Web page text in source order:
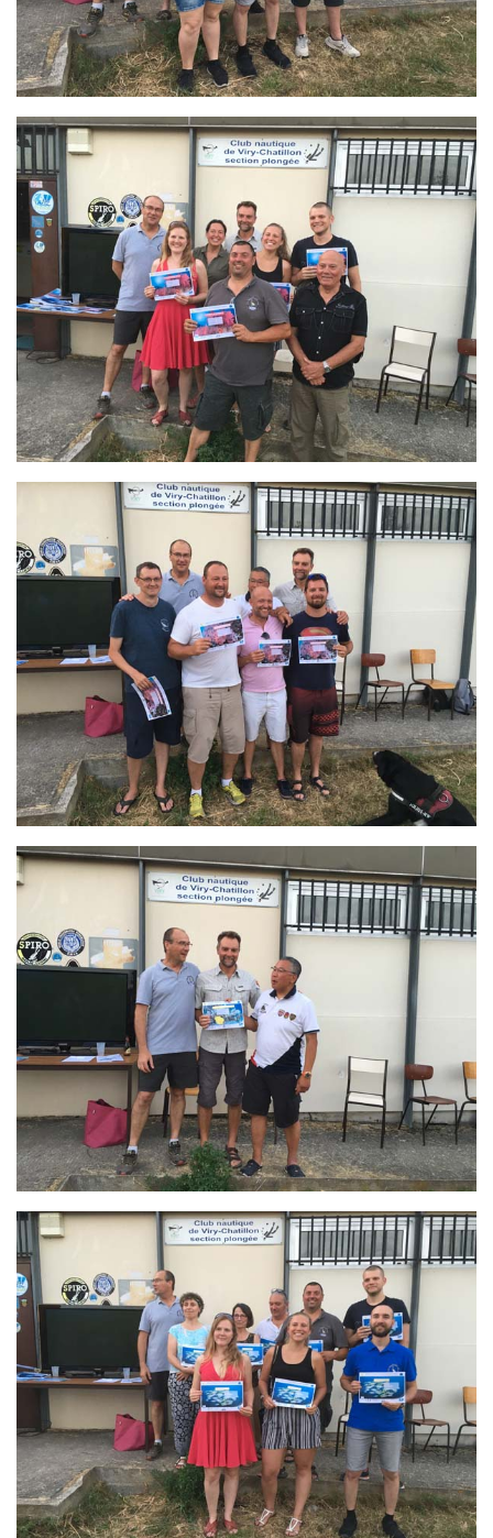
Sorties 2018
sorties 2017
Sorties 2016
Sorties 2015
BIO SUB
Environnement et Biologie Sub
Formations
Lac Merveilleux
AUDIOVISUEL
Photo
Vidéo
NAP / NEV
Agenda
Les Palmes du Lac
Résultats Compétitions
MATERIEL
Section Matériel
Occasions